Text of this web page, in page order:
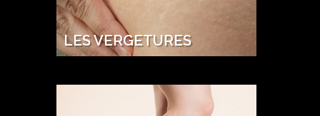
LES VERGETURES